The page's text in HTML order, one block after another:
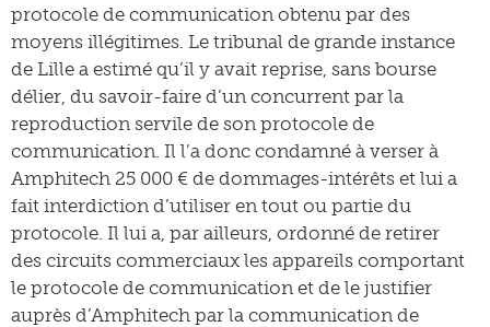
protocole de communication obtenu par des
moyens illégitimes. Le tribunal de grande instance
de Lille a estimé qu’il y avait reprise, sans bourse
délier, du savoir-faire d’un concurrent par la
reproduction servile de son protocole de
communication. Il l’a donc condamné à verser à
Amphitech 25 000 € de dommages-intérêts et lui a
fait interdiction d’utiliser en tout ou partie du
protocole. Il lui a, par ailleurs, ordonné de retirer
des circuits commerciaux les appareils comportant
le protocole de communication et de le justifier
auprès d’Amphitech par la communication de